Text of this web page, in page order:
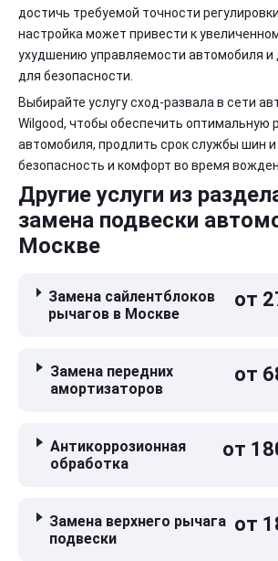
достичь требуемой точности
настройка может привести к
ухудшению управляемости автомобиля и
для безопасности.
Выбирайте услугу сход-развала в сети
Wilgood, чтобы обеспечить оптимальную
автомобиля, продлить срок службы шин и
безопасность и комфорт во время
Другие услуги из
замена подвески
Москве
Замена сайлентблоков
рычагов в Москве
от
Замена передних
амортизаторов
от
Антикоррозионная
обработка
от
Замена верхнего рычага
подвески
от